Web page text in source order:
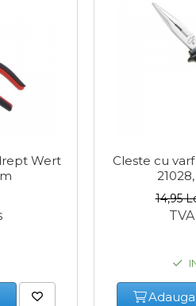
Wert
Cleste cu
14,95